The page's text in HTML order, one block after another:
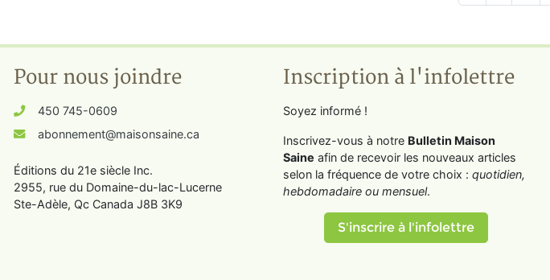
Pour nous joindre
450 745-0609
abonnement@maisonsaine.ca
Éditions du 21e siècle Inc.
2955, rue du Domaine-du-lac-Lucerne
Ste-Adèle, Qc Canada J8B 3K9
Inscription à l'infolettre
Soyez informé !
Inscrivez-vous à notre Bulletin Maison
Saine afin de recevoir les nouveaux articles
selon la fréquence de votre choix : quotidien,
hebdomadaire ou mensuel.
S'inscrire à l'infolettre